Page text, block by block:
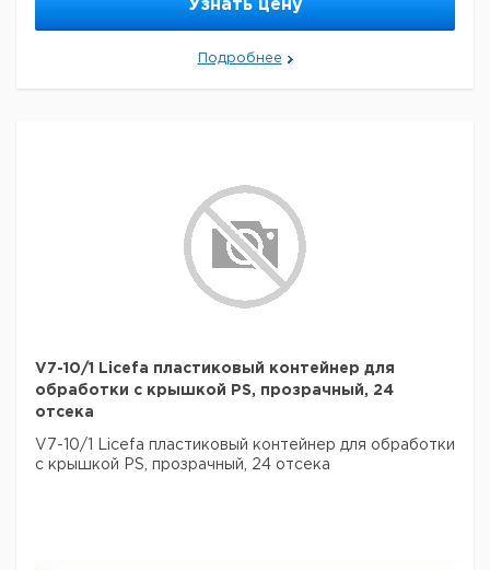
Узнать цену
Подробнее
V7-10/1 Licefa пластиковый контейнер для
обработки с крышкой PS, прозрачный, 24
отсека
V7-10/1 Licefa пластиковый контейнер для обработки
с крышкой PS, прозрачный, 24 отсека